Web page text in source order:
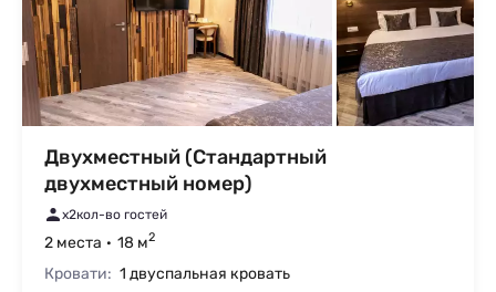
Двухместный (Стандартный
двухместный номер)
x2кол-во гостей
2 места 18 м2
Кровати: 1 двуспальная кровать